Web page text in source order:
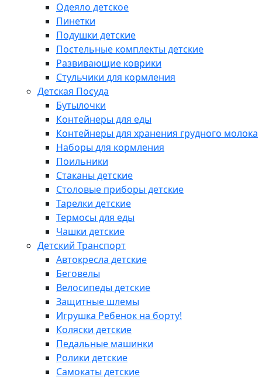
Одеяло детское
Пинетки
Подушки детские
Постельные комплекты детские
Развивающие коврики
Стульчики для кормления
Детская Посуда
Бутылочки
Контейнеры для еды
Контейнеры для хранения грудного молока
Наборы для кормления
Поильники
Стаканы детские
Столовые приборы детские
Тарелки детские
Термосы для еды
Чашки детские
Детский Транспорт
Автокресла детские
Беговелы
Велосипеды детские
Защитные шлемы
Игрушка Ребенок на борту!
Коляски детские
Педальные машинки
Ролики детские
Самокаты детские